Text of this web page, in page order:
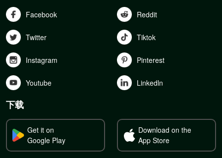
Facebook Reddit
Twitter Tiktok
Instagram Pinterest
Youtube Linkedln
下载
Get it on
Google Play
Download on the
App Store